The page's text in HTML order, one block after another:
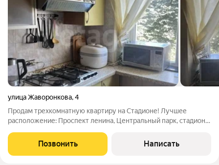
улица Жаворонкова,4
Продам трехкомнатную квартиру на Стадионе! Лучшее
расположение: Проспект ленина, Центральный парк, стадион
Удобная планировка, кухня-гостиная плюс две раздельные
комнаты, окна из которых выходят
Позвонить Написать